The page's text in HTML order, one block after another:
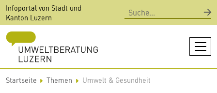
Direkt
zum
Inhalt
Infoportal von Stadt und
Kanton Luzern
Suche
Startseite Themen Umwelt & Gesundheit